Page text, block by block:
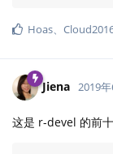
Hoas、
Jiena 2019
这是 r-devel 的前十